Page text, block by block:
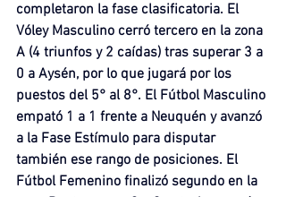
completaron la fase clasificatoria. El
Vóley Masculino cerró tercero en la zona
A (4 triunfos y 2 caídas) tras superar 3 a
0 a Aysén, por lo que jugará por los
puestos del 5° al 8°. El Fútbol Masculino
empató 1 a 1 frente a Neuquén y avanzó
a la Fase Estímulo para disputar
también ese rango de posiciones. El
Fútbol Femenino finalizó segundo en la